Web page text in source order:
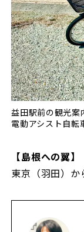
益田駅前の観光案
電動アシスト自転
【島根への翼】
東京（羽田）か